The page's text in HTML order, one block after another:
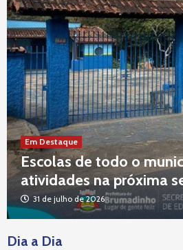
Em Destaque
Escolas de todo o
atividades na próxima
31 de julho de 2026
Dia a Dia